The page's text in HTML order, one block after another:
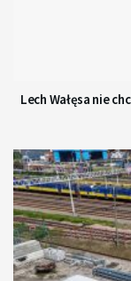
Lech Wałęsa nie